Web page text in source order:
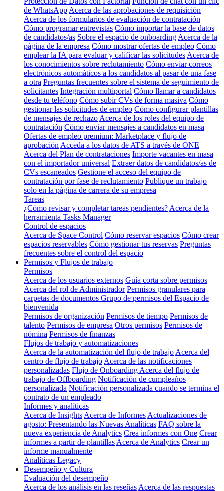
de WhatsApp Acerca de las aprobaciones de requisición
Acerca de los formularios de evaluación de contratación
Cómo programar entrevistas Cómo importar la base de datos
de candidatos/as Sobre el espacio de onboarding Acerca de la
página de la empresa Cómo mostrar ofertas de empleo Cómo
emplear la IA para evaluar y calificar las solicitudes Acerca de
los conocimientos sobre reclutamiento Cómo enviar correos
electrónicos automáticos a los candidatos al pasar de una fase
a otra Preguntas frecuentes sobre el sistema de seguimiento de
solicitantes Integración multiportal Cómo llamar a candidatos
desde tu teléfono Cómo subir CVs de forma masiva Cómo
gestionar las solicitudes de empleo Cómo configurar plantillas
de mensajes de rechazo Acerca de los roles del equipo de
contratación Cómo enviar mensajes a candidatos en masa
Ofertas de empleo premium: Marketplace y flujo de
aprobación Acceda a los datos de ATS a través de ONE
Acerca del Plan de contrataciones Importe vacantes en masa
con el importador universal Extraer datos de candidatos/as de
CVs escaneados Gestione el acceso del equipo de
contratación por fase de reclutamiento Publique un trabajo
solo en la página de carrera de su empresa
Tareas
¿Cómo revisar y completar tareas pendientes? Acerca de la
herramienta Tasks Manager
Control de espacios
Acerca de Space Control Cómo reservar espacios Cómo crear
espacios reservables Cómo gestionar tus reservas Preguntas
frecuentes sobre el control del espacio
Permisos y Flujos de trabajo
Permisos
Acerca de los usuarios externos Guía corta sobre permisos
Acerca del rol de Administrador Permisos granulares para
carpetas de documentos Grupo de permisos del Espacio de
bienvenida
Permisos de organización Permisos de tiempo Permisos de
talento Permisos de empresa Otros permisos Permisos de
nómina Permisos de finanzas
Flujos de trabajo y automatizaciones
Acerca de la automatización del flujo de trabajo Acerca del
centro de flujo de trabajo Acerca de las notificaciones
personalizadas Flujo de Onboarding Acerca del flujo de
trabajo de Offboarding Notificación de cumpleaños
personalizada Notificación personalizada cuando se termina el
contrato de un empleado
Informes y analíticas
Acerca de Insights Acerca de Informes Actualizaciones de
agosto: Presentando las Nuevas Analíticas FAQ sobre la
nueva experiencia de Analytics Crea informes con One Crear
informes a partir de plantillas Acerca de Analytics Crear un
informe manualmente
Analíticas Legacy
Desempeño y Cultura
Evaluación del desempeño
Acerca de los análisis en las reseñas Acerca de las respuestas